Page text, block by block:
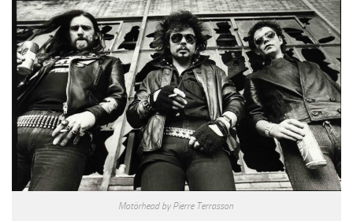
Motörhead by Pierre Terrasson